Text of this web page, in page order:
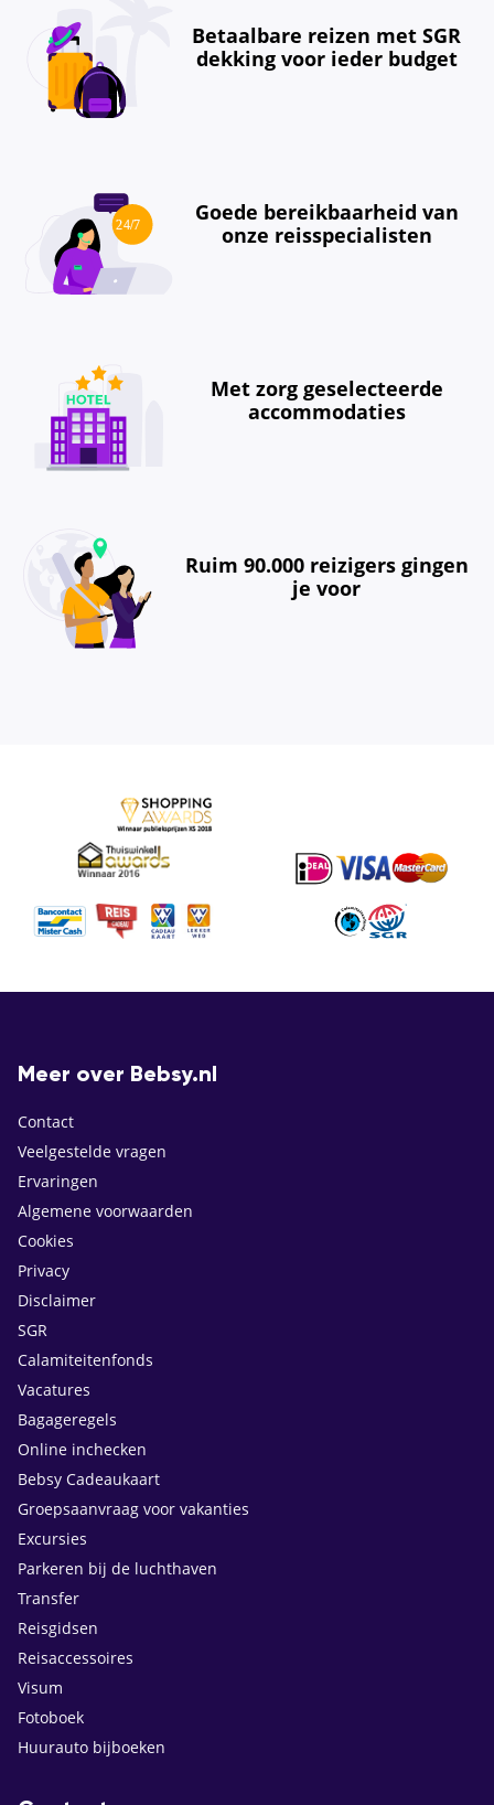
Betaalbare reizen met SGR
dekking voor ieder budget
Goede bereikbaarheid van
onze reisspecialisten
Met zorg geselecteerde
accommodaties
Ruim 90.000 reizigers gingen
je voor
Meer over Bebsy.nl
Contact
Veelgestelde vragen
Ervaringen
Algemene voorwaarden
Cookies
Privacy
Disclaimer
SGR
Calamiteitenfonds
Vacatures
Bagageregels
Online inchecken
Bebsy Cadeaukaart
Groepsaanvraag voor vakanties
Excursies
Parkeren bij de luchthaven
Transfer
Reisgidsen
Reisaccessoires
Visum
Fotoboek
Huurauto bijboeken